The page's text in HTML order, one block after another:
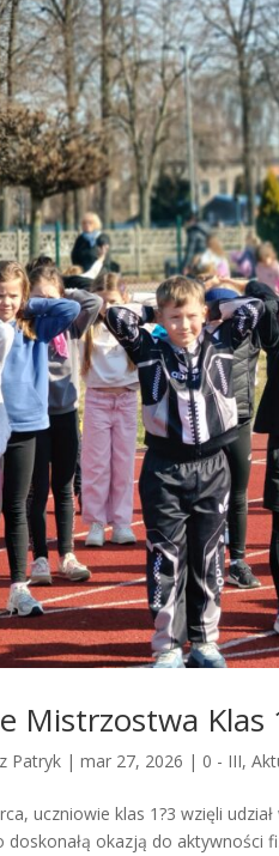
Mistrzostwa Klas
Patryk |mar 27, 2026 | 0 - III,
uczniowie klas 1?3 wzięli
doskonałą okazją do